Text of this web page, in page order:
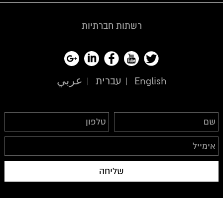
רשתות חברתיות
English עברית عربي